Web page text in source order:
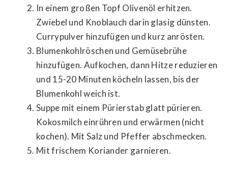
In einem großen Topf Olivenöl erhitzen.
Zwiebel und Knoblauch darin glasig dünsten.
Currypulver hinzufügen und kurz anrösten.
Blumenkohlröschen und Gemüsebrühe
hinzufügen. Aufkochen, dann Hitze reduzieren
und 15-20 Minuten köcheln lassen, bis der
Blumenkohl weich ist.
Suppe mit einem Pürierstab glatt pürieren.
Kokosmilch einrühren und erwärmen (nicht
kochen). Mit Salz und Pfeffer abschmecken.
Mit frischem Koriander garnieren.